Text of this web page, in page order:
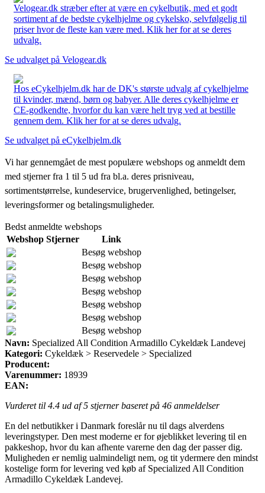
Velogear.dk stræber efter at være en cykelbutik, med et godt
sortiment af de bedste cykelhjelme og cykelsko, selvfølgelig til
priser hvor de fleste kan være med. Klik her for at se deres
udvalg.
Se udvalget på Velogear.dk
Hos eCykelhjelm.dk har de DK's største udvalg af cykelhjelme
til kvinder, mænd, børn og babyer. Alle deres cykelhjelme er
CE-godkendte, hvorfor du kan være helt tryg ved at bestille
gennem dem. Klik her for at se deres udvalg.
Se udvalget på eCykelhjelm.dk
Vi har gennemgået de mest populære webshops og anmeldt dem
med stjerner fra 1 til 5 ud fra bl.a. deres prisniveau,
sortimentstørrelse, kundeservice, brugervenlighed, betingelser,
leveringsformer og betalingsmuligheder.
Bedst anmeldte webshops
Webshop Stjerner
Link
Besøg webshop
Besøg webshop
Besøg webshop
Besøg webshop
Besøg webshop
Besøg webshop
Besøg webshop
Navn: Specialized All Condition Armadillo Cykeldæk Landevej
Kategori: Cykeldæk > Reservedele > Specialized
Producent:
Varenummer: 18939
EAN:
Vurderet til 4.4 ud af 5 stjerner baseret på 46 anmeldelser
En del netbutikker i Danmark foreslår nu til dags alverdens
leveringstyper. Den mest moderne er for øjeblikket levering til en
pakkeshop, hvor du kan afhente varerne den dag der passer dig.
Muligheden er nemlig ualmindeligt nem, og tit ydermere den mindst
kostelige form for levering ved køb af Specialized All Condition
Armadillo Cykeldæk Landevej.